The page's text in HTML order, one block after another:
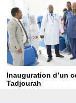
Inauguration d’un
Tadjourah